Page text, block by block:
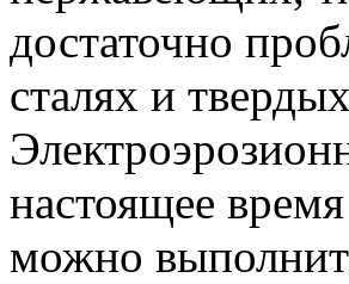
достаточно
сталях и
настоящее
можно